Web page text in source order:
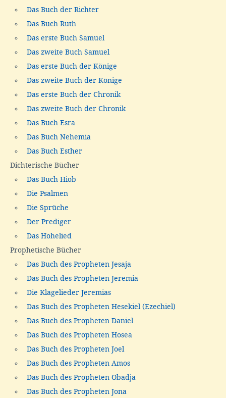
Das Buch der Richter
Das Buch Ruth
Das erste Buch Samuel
Das zweite Buch Samuel
Das erste Buch der Könige
Das zweite Buch der Könige
Das erste Buch der Chronik
Das zweite Buch der Chronik
Das Buch Esra
Das Buch Nehemia
Das Buch Esther
Dichterische Bücher
Das Buch Hiob
Die Psalmen
Die Sprüche
Der Prediger
Das Hohelied
Prophetische Bücher
Das Buch des Propheten Jesaja
Das Buch des Propheten Jeremia
Die Klagelieder Jeremias
Das Buch des Propheten Hesekiel (Ezechiel)
Das Buch des Propheten Daniel
Das Buch des Propheten Hosea
Das Buch des Propheten Joel
Das Buch des Propheten Amos
Das Buch des Propheten Obadja
Das Buch des Propheten Jona